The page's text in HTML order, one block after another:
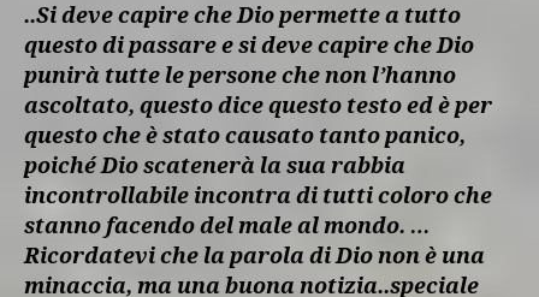
..Si deve capire che Dio permette a tutto
questo di passare e si deve capire che Dio
punirà tutte le persone che non l’hanno
ascoltato, questo dice questo testo ed è per
questo che è stato causato tanto panico,
poiché Dio scatenerà la sua rabbia
incontrollabile incontra di tutti coloro che
stanno facendo del male al mondo. …
Ricordatevi che la parola di Dio non è una
minaccia, ma una buona notizia..speciale